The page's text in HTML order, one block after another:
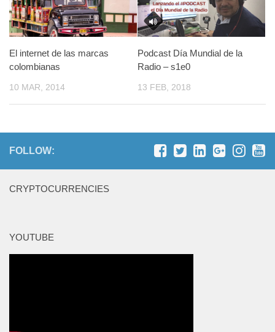
El internet de las marcas
colombianas
10 MAR, 2014
Podcast Día Mundial de la
Radio – s1e0
13 FEB, 2018
FOLLOW:
CRYPTOCURRENCIES
YOUTUBE